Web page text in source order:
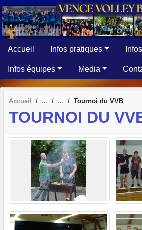
Accueil Infos pratiques
Infos équipes Media
Accueil Tournoi du VVB
TOURNOI DU
Panneau de gestion des cookies